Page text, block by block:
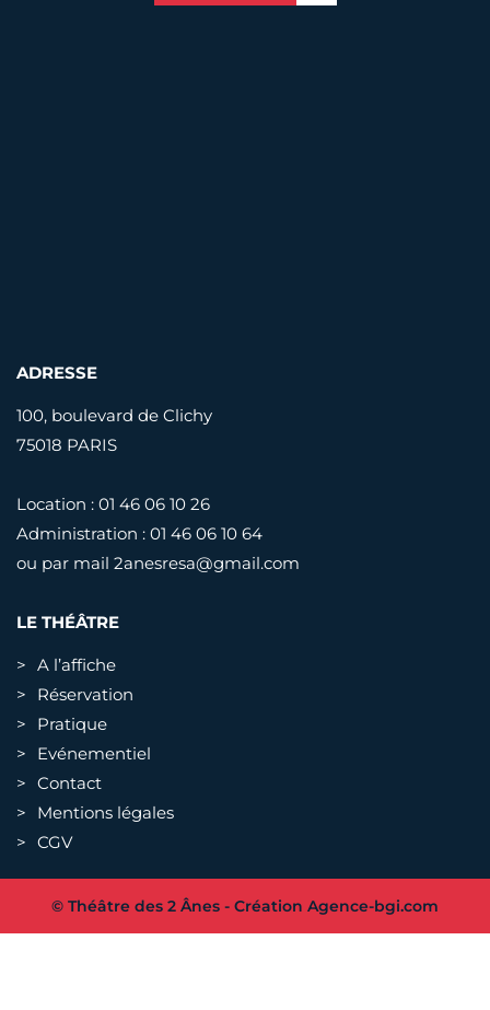
ADRESSE
100, boulevard de Clichy
75018 PARIS
Location : 01 46 06 10 26
Administration : 01 46 06 10 64
ou par mail 2anesresa@gmail.com
LE THÉÂTRE
A l’affiche
Réservation
Pratique
Evénementiel
Contact
Mentions légales
CGV
© Théâtre des 2 Ânes - Création Agence-bgi.com